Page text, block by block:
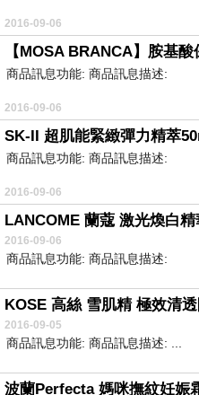
2016-09-06
【MOSA BRANCA】胺基
商品訊息功能: 商品訊息描述:
2016-09-06
SK-II 超肌能緊緻彈力精萃
商品訊息功能: 商品訊息描述:
2016-09-06
LANCOME 蘭蔻 激光煥白
2016-09-06
商品訊息功能: 商品訊息描述:
KOSE 高絲 雪肌精 極效清
2016-09-05
商品訊息功能: 商品訊息描述: ...
波蘭Perfecta 媽咪撫紋妊娠